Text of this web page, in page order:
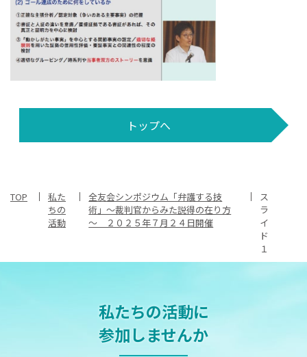
トップへ
TOP
私た
ちの
活動
全友会シンポジウム「弁護する技
術」～裁判官からみた説得の在り方
～ ２０２５年７月２４日開催
ス
ラ
イ
ド
１
私たちの活動に
参加しませんか